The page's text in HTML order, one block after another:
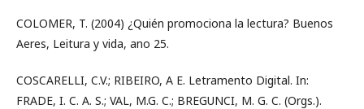
COLOMER, T. (2004) ¿Quién promociona la lectura? Buenos
Aeres, Leitura y vida, ano 25.
COSCARELLI, C.V.; RIBEIRO, A E. Letramento Digital. In:
FRADE, I. C. A. S.; VAL, M.G. C.; BREGUNCI, M. G. C. (Orgs.).